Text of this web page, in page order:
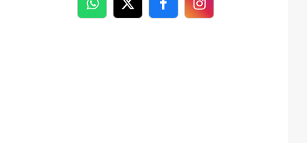
WhatsApp
TwitterFacebookFacebook